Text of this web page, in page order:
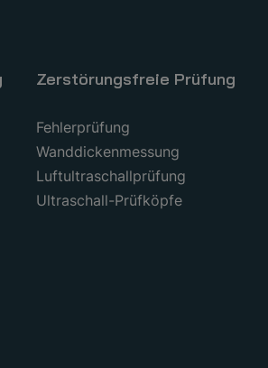
Zerstörungsfreie Prüfung
Fehlerprüfung
Wanddickenmessung
Luftultraschallprüfung
Ultraschall-Prüfköpfe